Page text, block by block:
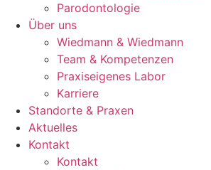
Parodontologie
Über uns
Wiedmann & Wiedmann
Team & Kompetenzen
Praxiseigenes Labor
Karriere
Standorte & Praxen
Aktuelles
Kontakt
Kontakt